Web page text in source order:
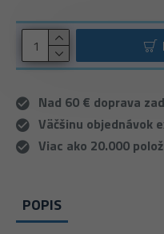
Nad 60 € doprava
Väčšinu objednávok
Viac ako 20.000
POPIS